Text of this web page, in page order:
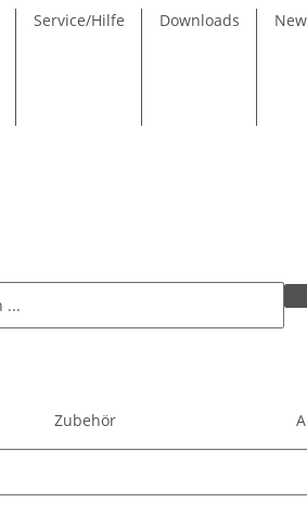
Service/Hilfe Downloads
Zubehör